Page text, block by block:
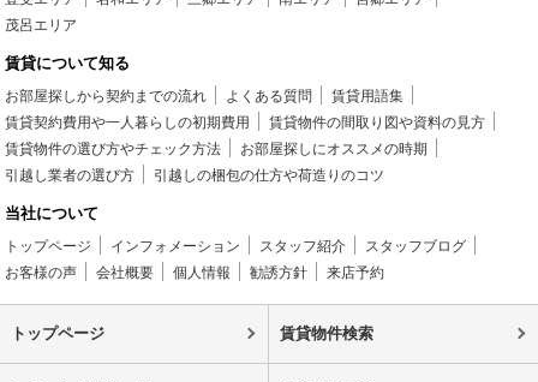
茂呂エリア
賃貸について知る
お部屋探しから契約までの流れ よくある質問
賃貸用語集
賃貸契約費用や一人暮らしの初期費用
賃貸物件の間取り図や資料の見方
賃貸物件の選び方やチェック方法
お部屋探しにオススメの時期
引越し業者の選び方
引越しの梱包の仕方や荷造りのコツ
当社について
トップページ インフォメーション スタッフ紹介
スタッフブログ
お客様の声
会社概要 個人情報 勧誘方針 来店予約
トップページ 賃貸物件検索